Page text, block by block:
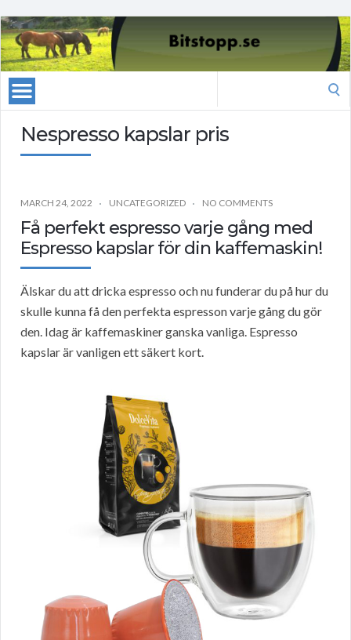
Nespresso kapslar pris
MARCH 24, 2022 UNCATEGORIZED NO COMMENTS
Få perfekt espresso varje gång med
Espresso kapslar för din kaffemaskin!
Älskar du att dricka espresso och nu funderar du på hur du
skulle kunna få den perfekta espresson varje gång du gör
den. Idag är kaffemaskiner ganska vanliga. Espresso
kapslar är vanligen ett säkert kort.